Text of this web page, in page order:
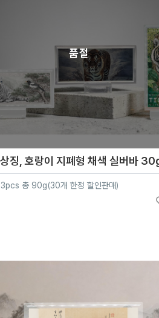
품절
총 90g(30개 한정 할인판매)